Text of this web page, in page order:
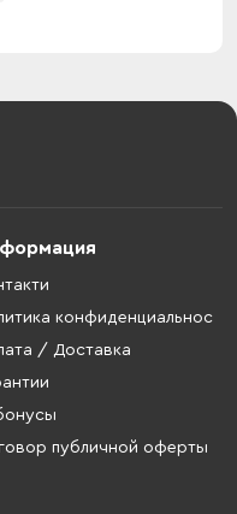
конфиденциальнос
/ Доставка
публичной оферты